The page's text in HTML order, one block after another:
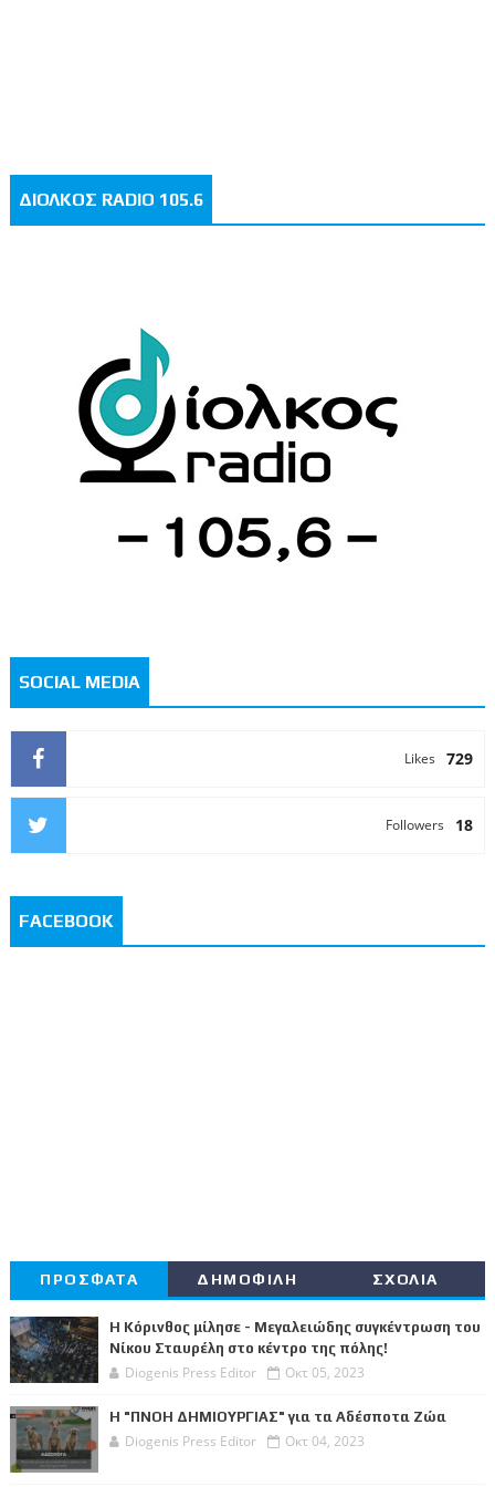
ΔΙΟΛΚΟΣ RADIO 105.6
SOCIAL MEDIA
729
Likes
18
Followers
FACEBOOK
ΠΡΟΣΦΑΤΑ ΔΗΜΟΦΙΛΗ ΣΧΟΛΙΑ
Η Κόρινθος μίλησε - Μεγαλειώδης συγκέντρωση του
Νίκου Σταυρέλη στο κέντρο της πόλης!
Diogenis Press Editor Οκτ 05, 2023
Η "ΠΝΟΗ ΔΗΜΙΟΥΡΓΙΑΣ" για τα Αδέσποτα Ζώα
Diogenis Press Editor Οκτ 04, 2023